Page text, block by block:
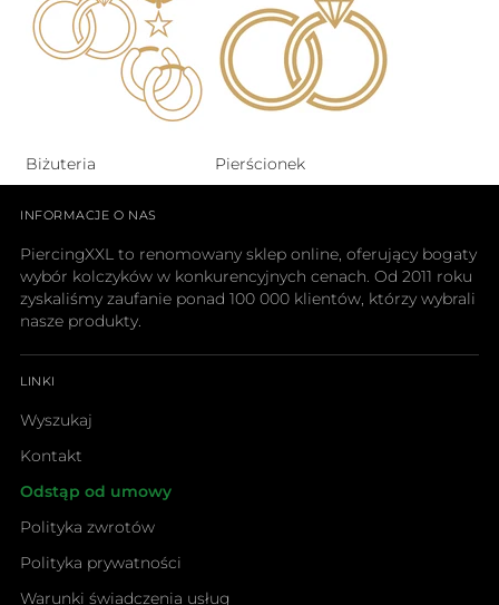
Biżuteria Pierścionek
INFORMACJE O NAS
PiercingXXL to renomowany sklep online, oferujący bogaty
wybór kolczyków w konkurencyjnych cenach. Od 2011 roku
zyskaliśmy zaufanie ponad 100 000 klientów, którzy wybrali
nasze produkty.
LINKI
Wyszukaj
Kontakt
Odstąp od umowy
Polityka zwrotów
Polityka prywatności
Warunki świadczenia usług